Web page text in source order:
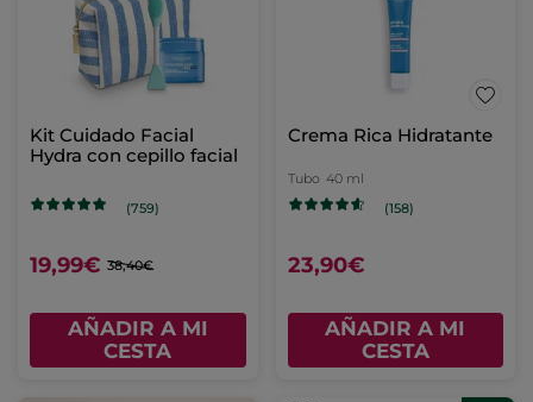
Kit Cuidado Facial
Hydra con cepillo facial
(759)
19,99€ 38,40€
AÑADIR A MI
CESTA
Crema Rica Hidratante
Tubo 40 ml
(158)
23,90€
AÑADIR A MI
CESTA